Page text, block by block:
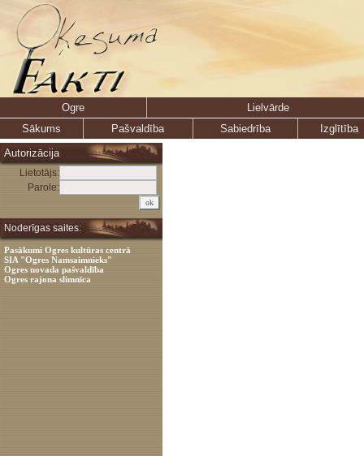
Ogre
Lielvārde
Sākums
Pašvaldība Sabiedrība
Izglītība
Autorizācija
Lietotājs:
Parole:
Noderīgas saites:
Pasākumi Ogres kultūras centrā
SIA "Ogres Namsaimnieks"
Ogres novada pašvaldība
Ogres rajona slimnīca